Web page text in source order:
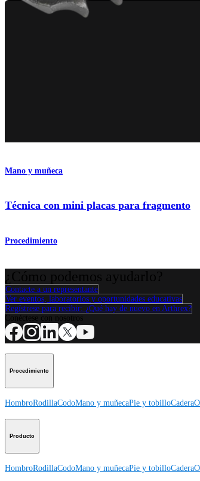
Mano y muñeca
Técnica con mini placas para fragmento
Procedimiento
Contacte a un representante
Ver eventos, laboratorios y oportunidades educativas
Regístrese para recibir: ¿Qué hay de nuevo en Arthrex?
Procedimiento
HombroRodillaCodoMano y muñecaPie y tobilloCadera
Producto
HombroRodillaCodoMano y muñecaPie y tobilloCadera